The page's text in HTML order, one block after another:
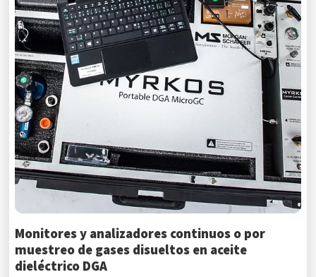
Monitores y analizadores continuos o por
muestreo de gases disueltos en aceite
dieléctrico DGA